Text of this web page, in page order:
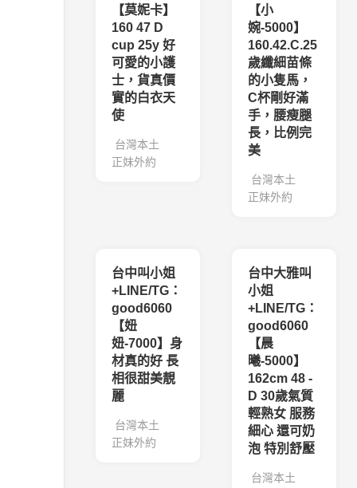
【莫妮卡】
160 47 D
cup 25y 好
可愛的小護
士，貨真價
實的白衣天
使
台灣本土
正妹外約
【小
婉-5000】
160.42.C.25
歲纖細苗條
的小隻馬，
C杯剛好滿
手，腰瘦腿
長，比例完
美
台灣本土
正妹外約
台中叫小姐
+LINE/TG：
good6060
【妞
妞-7000】身
材真的好 長
相很甜美靚
麗
台灣本土
正妹外約
台中大雅叫
小姐
+LINE/TG：
good6060
【晨
曦-5000】
162cm 48 -
D 30歲氣質
輕熟女 服務
細心 還可奶
泡 特別舒壓
台灣本土